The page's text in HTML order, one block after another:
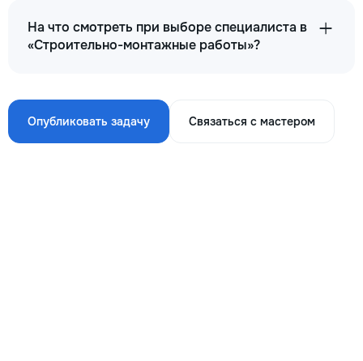
На что смотреть при выборе специалиста в
«Строительно-монтажные работы»?
Опубликовать задачу Связаться с мастером